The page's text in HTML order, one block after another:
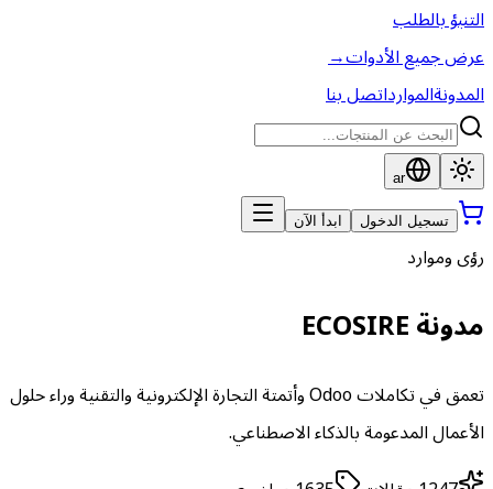
التنبؤ بالطلب
عرض جميع الأدوات→
المدونةالموارداتصل بنا
ar
تسجيل الدخول ابدأ الآن
رؤى وموارد
مدونة ECOSIRE
تعمق في تكاملات Odoo وأتمتة التجارة الإلكترونية والتقنية وراء حلول
الأعمال المدعومة بالذكاء الاصطناعي.